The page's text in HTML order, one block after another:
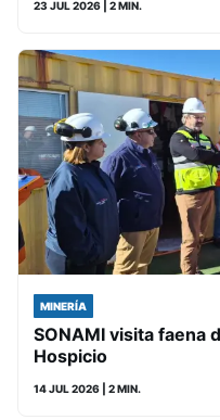
23 JUL 2026 | 2 MIN.
MINERÍA
SONAMI visita faena
Hospicio
14 JUL 2026 | 2 MIN.